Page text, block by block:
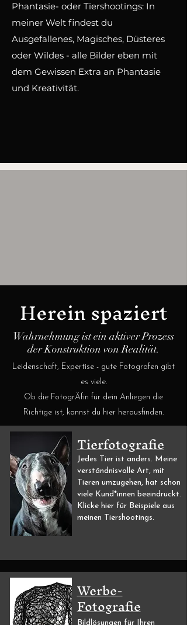
Phantasie- oder Tiershootings: In
meiner Welt findest du
Ausgefallenes, Magisches, Düsteres
oder Wildes - alle Bilder eben mit
dem Gewissen Extra an Phantasie
und Kreativität.
Herein spaziert
Wahrnehmung ist ein aktiver Prozess
der Konstruktion von Realität.
Leidenschaft, Expertise - gute Fotografen gibt
es viele.
Ob die FotogrÄfin für dein Anliegen die
Richtige ist, kannst du hier herausfinden.
Tierfotografie
Jedes Tier ist anders. Meine
verständnisvolle Art, mit
Tieren umzugehen, hat schon
viele Kund*innen beeindruckt.
Klicke hier für Beispiele aus
meinen Tiershootings.
Werbe-
Fotografie
Bildlösungen für Ihren